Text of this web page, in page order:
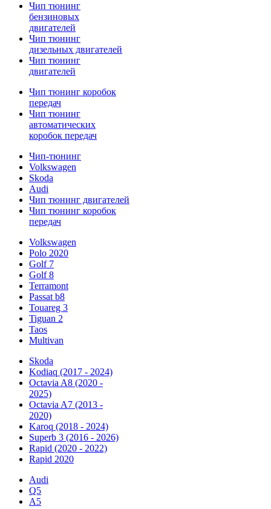
Чип тюнинг
бензиновых
двигателей
Чип тюнинг
дизельных двигателей
Чип тюнинг
двигателей
Чип тюнинг коробок
передач
Чип тюнинг
автоматических
коробок передач
Чип-тюнинг
Volkswagen
Skoda
Audi
Чип тюнинг двигателей
Чип тюнинг коробок
передач
Volkswagen
Polo 2020
Golf 7
Golf 8
Terramont
Passat b8
Touareg 3
Tiguan 2
Taos
Multivan
Skoda
Kodiaq (2017 - 2024)
Octavia A8 (2020 -
2025)
Octavia A7 (2013 -
2020)
Karoq (2018 - 2024)
Superb 3 (2016 - 2026)
Rapid (2020 - 2022)
Rapid 2020
Audi
Q5
A5